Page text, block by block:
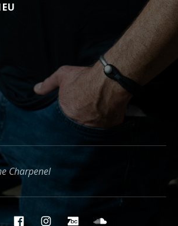
Charpenel
médias sociaux
YouTube
FacebookInstagramBandcamp
Soundcloud